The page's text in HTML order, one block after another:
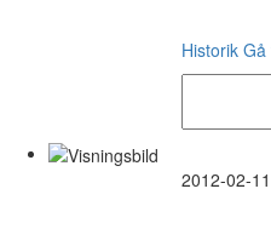
Historik Gå
2012-02-